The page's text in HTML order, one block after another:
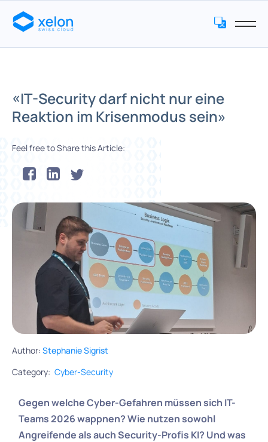
«IT-Security darf nicht nur eine
Reaktion im Krisenmodus sein»
Feel free to Share this Article:
Author: Stephanie Sigrist
Category: Cyber-Security
Gegen welche Cyber-Gefahren müssen sich IT-
Teams 2026 wappnen? Wie nutzen sowohl
Angreifende als auch Security-Profis KI? Und was